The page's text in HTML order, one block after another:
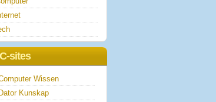
sites
Wissen
Dator Kunskap